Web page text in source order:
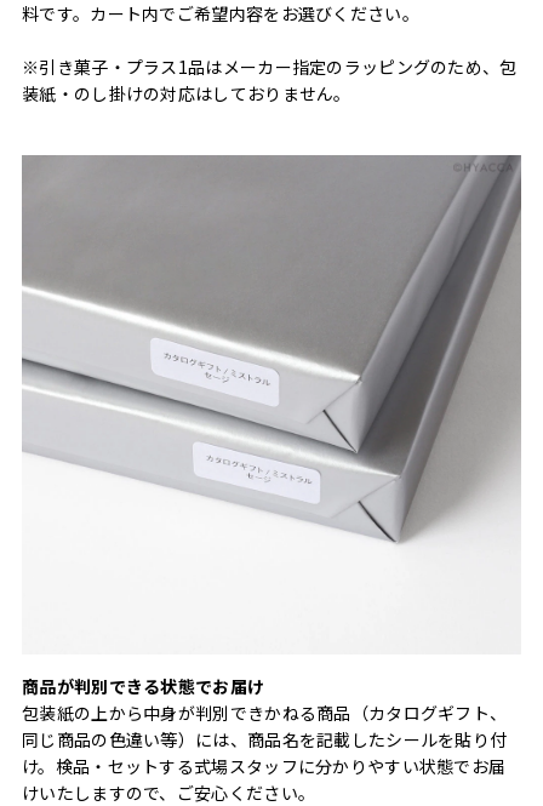
料です。カート内でご希望内容をお選びください。
※引き菓子・プラス1品はメーカー指定のラッピングのため、包
装紙・のし掛けの対応はしておりません。
商品が判別できる状態でお届け
包装紙の上から中身が判別できかねる商品（カタログギフト、
同じ商品の色違い等）には、商品名を記載したシールを貼り付
け。検品・セットする式場スタッフに分かりやすい状態でお届
けいたしますので、ご安心ください。